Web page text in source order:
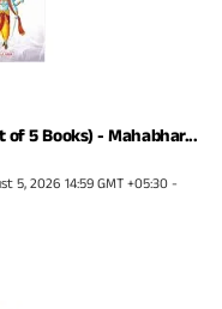
5 Books) - Mahabhar...
5, 2026 14:59 GMT +05:30 -